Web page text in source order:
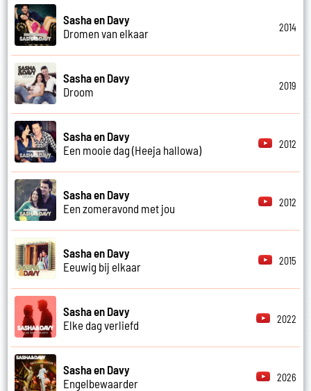
Sasha en Davy
Dromen van elkaar
2014
Sasha en Davy
Droom
2019
Sasha en Davy
Een mooie dag (Heeja hallowa)
2012
Sasha en Davy
Een zomeravond met jou
2012
Sasha en Davy
Eeuwig bij elkaar
2015
Sasha en Davy
Elke dag verliefd
2022
Sasha en Davy
Engelbewaarder
2026